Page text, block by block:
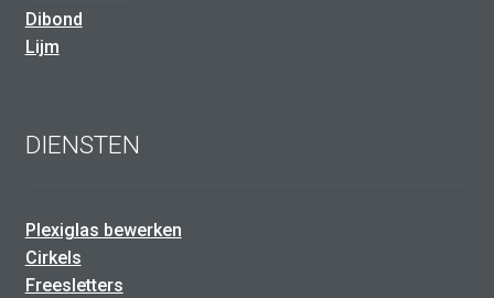
Dibond
Lijm
DIENSTEN
Plexiglas bewerken
Cirkels
Freesletters